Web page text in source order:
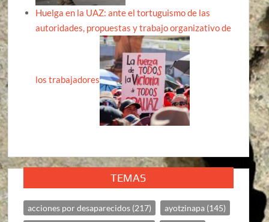
Huelga en la UAZ: ante el tortuguismo de las
autoridades, propuestas y trabajo organizativo de
los trabajadores
TEMAS
acciones por desaparecidos (217) ayotzinapa (145)